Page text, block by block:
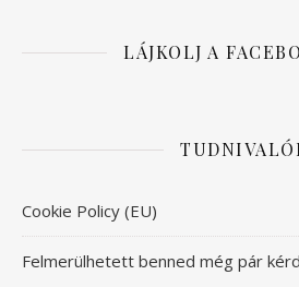
LÁJKOLJ A
Cookie Policy (EU)
Felmerülhetett benned még pár